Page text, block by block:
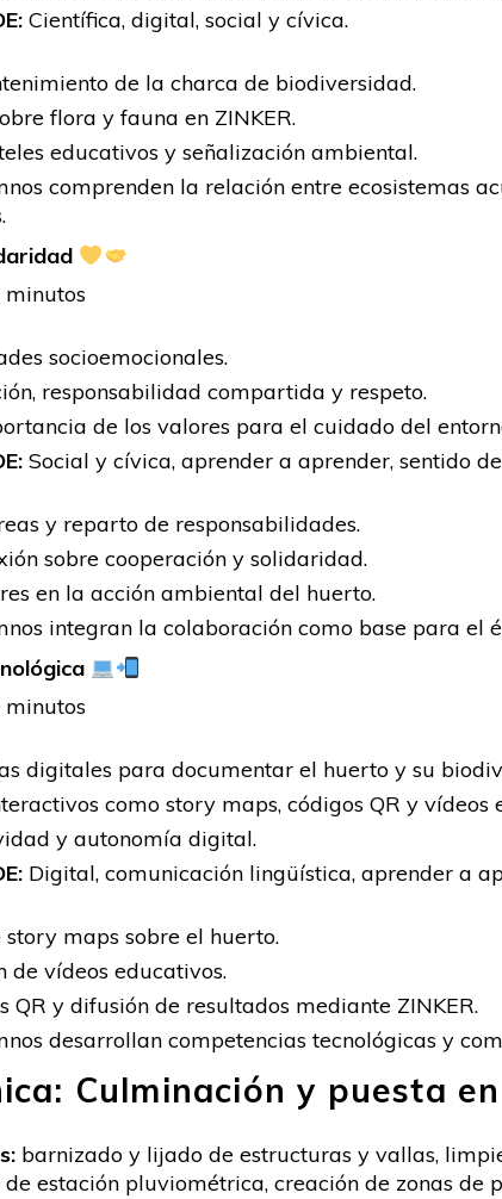
Científica, digital, social y cívica.
de la charca de biodiversidad.
flora y fauna en ZINKER.
educativos y señalización ambiental.
comprenden la relación entre ecosistemas
socioemocionales.
responsabilidad compartida y respeto.
de los valores para el cuidado del
Social y cívica, aprender a aprender, sentido
y reparto de responsabilidades.
sobre cooperación y solidaridad.
en la acción ambiental del huerto.
integran la colaboración como base para el
digitales para documentar el huerto y su
como story maps, códigos QR y vídeos
y autonomía digital.
Digital, comunicación lingüística, aprender a
story maps sobre el huerto.
de vídeos educativos.
QR y difusión de resultados mediante ZINKER.
desarrollan competencias tecnológicas y
Culminación y puesta
barnizado y lijado de estructuras y vallas,
estación pluviométrica, creación de zonas